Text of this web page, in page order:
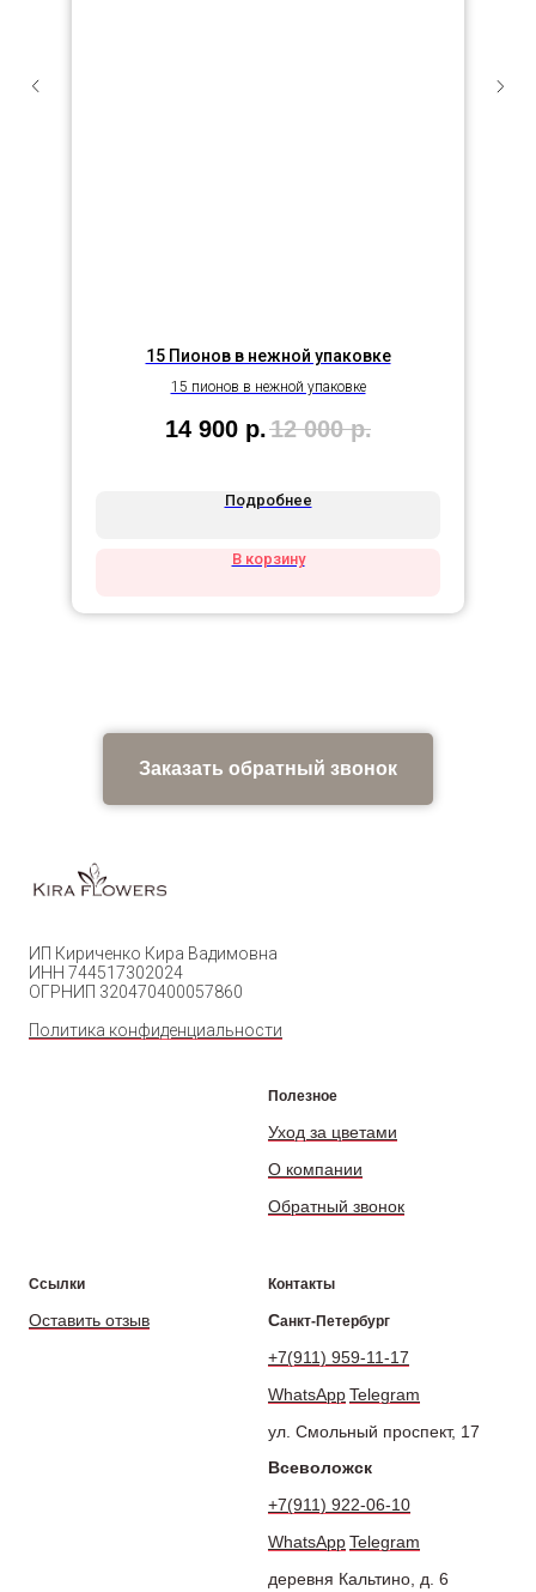
15 Пионов в нежной упаковке
15 пионов в нежной упаковке
14 900 р.12 000 р.
Подробнее
В корзину
Заказать обратный звонок
ИП Кириченко Кира Вадимовна
ИНН 744517302024
ОГРНИП 320470400057860
Политика конфиденциальности
Полезное
Уход за цветами
О компании
Обратный звонок
Ссылки
Оставить отзыв
Контакты
Санкт-Петербург
+7(911) 959-11-17
WhatsAppTelegram
ул. Смольный проспект, 17
Всеволожск
+7(911) 922-06-10
WhatsAppTelegram
деревня Кальтино, д. 6